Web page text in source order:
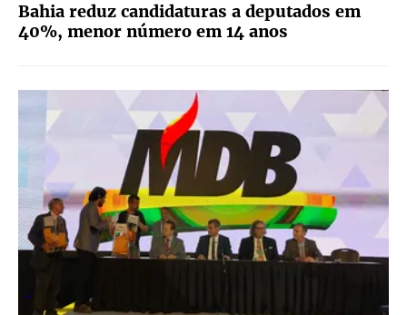
Bahia reduz candidaturas a deputados em
40%, menor número em 14 anos